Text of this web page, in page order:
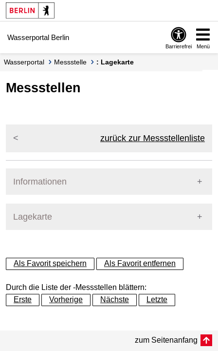
Springe zur Navigation
Springe zum Inhalt
Wasserportal Berlin
Barrierefrei Menü
Wasserportal Messstelle : Lagekarte
Messstellen
zurück zur Messstellenliste
Informationen
Lagekarte
+
−
Als Favorit speichern Als Favorit entfernen
Durch die Liste der -Messstellen blättern:
Erste
Vorherige Nächste Letzte
zum Seitenanfang